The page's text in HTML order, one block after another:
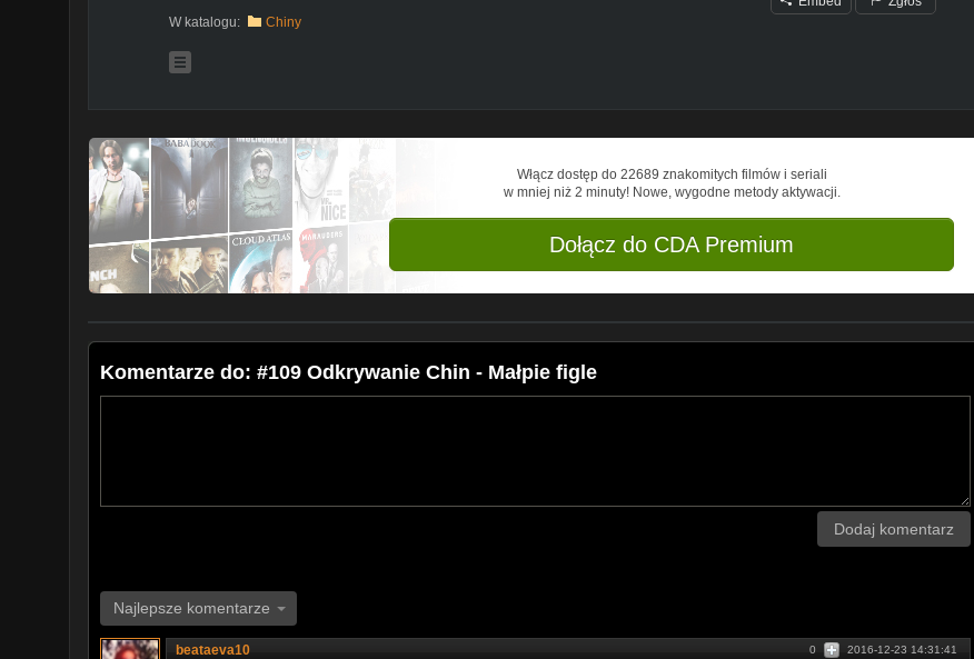
W katalogu:
Chiny
Włącz dostęp do 22689 znakomitych filmów i seriali
w mniej niż 2 minuty! Nowe, wygodne metody aktywacji.
Dołącz do CDA Premium
Komentarze do: #109 Odkrywanie Chin - Małpie figle
Dodaj komentarz
Najlepsze komentarze
beataeva10 2016-12-23 14:31:41
0